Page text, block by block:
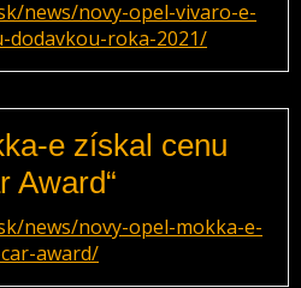
news/novy-opel-vivaro-e-
dodavkou-roka-2021/
e získal cenu
Award“
news/novy-opel-mokka-e-
award/